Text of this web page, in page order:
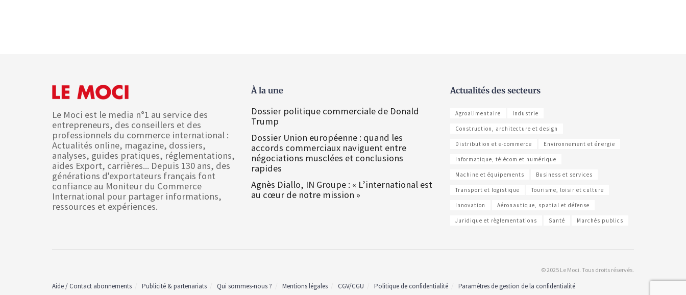
Le Moci est le media n°1 au service des
entrepreneurs, des conseillers et des
professionnels du commerce international :
Actualités online, magazine, dossiers,
analyses, guides pratiques, réglementations,
aides Export, carrières... Depuis 130 ans, des
générations d'exportateurs français font
confiance au Moniteur du Commerce
International pour partager informations,
ressources et expériences.
À la une
Dossier politique commerciale de Donald
Trump
Dossier Union européenne : quand les
accords commerciaux naviguent entre
négociations musclées et conclusions
rapides
Agnès Diallo, IN Groupe : « L’international est
au cœur de notre mission »
Actualités des secteurs
Agroalimentaire Industrie
Construction, architecture et design
Distribution et e-commerce Environnement et énergie
Informatique, télécom et numérique
Machine et équipements Business et services
Transport et logistique Tourisme, loisir et culture
Innovation Aéronautique, spatial et défense
Juridique et règlementations Santé Marchés publics
© 2025 Le Moci. Tous droits réservés.
Aide / Contact abonnements Publicité & partenariats Qui sommes-nous ? Mentions légales CGV/CGU Politique de confidentialité Paramètres de gestion de la confidentialité